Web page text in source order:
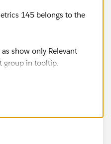
145 belongs to the
show only Relevant
group in tooltip.